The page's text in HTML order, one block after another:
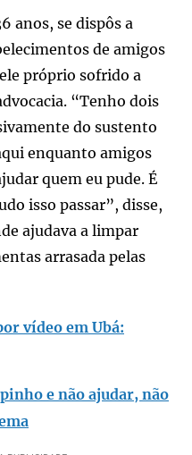
anos, se dispôs a
de amigos
próprio sofrido a
“Tenho dois
do sustento
enquanto amigos
quem eu pude. É
isso passar”, disse,
ajudava a limpar
arrasada pelas
vídeo em Ubá:
e não ajudar, não